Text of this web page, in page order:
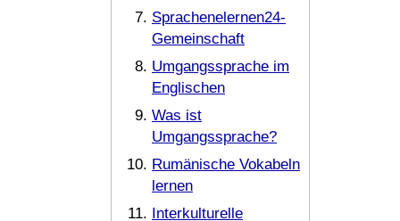
Sprachenelernen24-
Gemeinschaft
Umgangssprache im
Englischen
Was ist
Umgangssprache?
Rumänische Vokabeln
lernen
Interkulturelle